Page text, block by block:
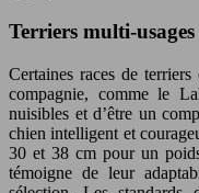
Terriers multi-
Certaines races de
compagnie, comme le
nuisibles et d’être un
chien intelligent et
30 et 38 cm pour un
témoigne de leur